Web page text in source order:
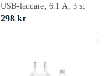
Hypercharge
Strömadapter 90W
USB-laddare, 6.1 A, 3 st
298 kr